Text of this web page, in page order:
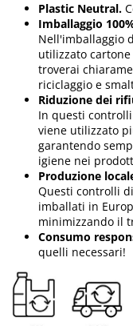
Plastic Neutral.
Imballaggio
Nell'imballaggio
utilizzato
troverai
riciclaggio e
Riduzione dei
In questi
viene utilizzato
garantendo
igiene nei
Produzione
Questi controlli
imballati in
minimizzando il
Consumo
quelli necessari!